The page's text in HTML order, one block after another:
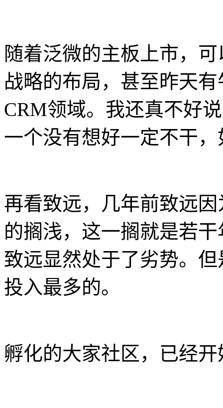
随着泛微的主板上市，
战略的布局，甚至昨天
CRM领域。我还真不好
一个没有想好一定不干
再看致远，几年前致远
的搁浅，这一搁就是若
致远显然处于了劣势。
投入最多的。
孵化的大家社区，已经